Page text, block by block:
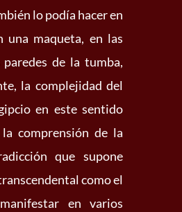
lo podía hacer en
una maqueta, en las
de la tumba,
la complejidad del
en este sentido
comprensión de la
que supone
como el
en varios